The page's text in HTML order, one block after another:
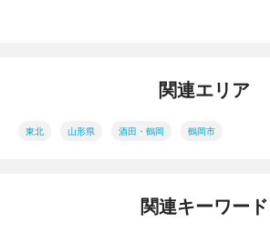
関連エリア
東北 山形県 酒田・鶴岡 鶴岡市
関連キーワード